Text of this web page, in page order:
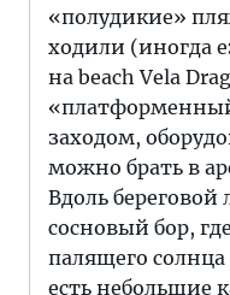
«полудикие»
ходили (иногда
на beach Vela
заходом,
можно брать в
Вдоль
сосновый бор,
палящего солнца
есть небольшие